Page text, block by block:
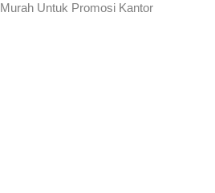
Murah Untuk Promosi Kantor